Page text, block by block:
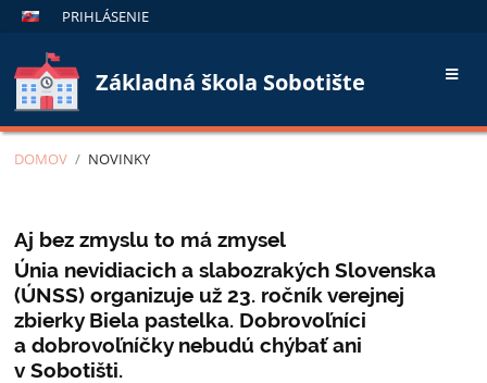
PRIHLÁSENIE
Základná škola Sobotište
DOMOV / NOVINKY
Aj bez zmyslu to má zmysel
Únia nevidiacich a slabozrakých Slovenska
(ÚNSS) organizuje už 23. ročník verejnej
zbierky Biela pastelka. Dobrovoľníci
a dobrovoľníčky nebudú chýbať ani
v Sobotišti.